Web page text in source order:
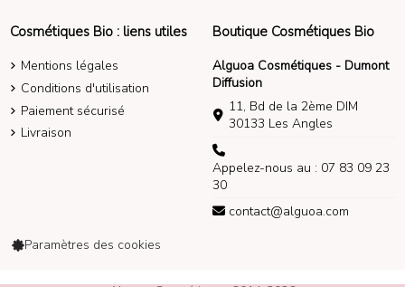
Cosmétiques Bio : liens utiles
Mentions légales
Conditions d'utilisation
Paiement sécurisé
Livraison
Boutique Cosmétiques Bio
Alguoa Cosmétiques - Dumont
Diffusion
11, Bd de la 2ème DIM
30133 Les Angles
Appelez-nous au : 07 83 09 23
30
contact@alguoa.com
Paramètres des cookies
Alguoa Cosmétiques 2014-2026